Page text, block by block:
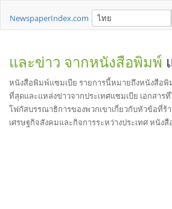
NewspaperIndex.com ไทย
และข่าว จากหนังสือพิมพ์
หนังสือพิมพ์แซมเบีย รายการนี้หมายถึงหนังสือ
ที่สุดและแหล่งข่าวจากประเทศแซมเบีย เอกสาร
โฟกัสบรรณาธิการของพวกเขาเกี่ยวกับหัวข้อที่ร้า
เศรษฐกิจสังคมและกิจการระหว่างประเทศ หนัง